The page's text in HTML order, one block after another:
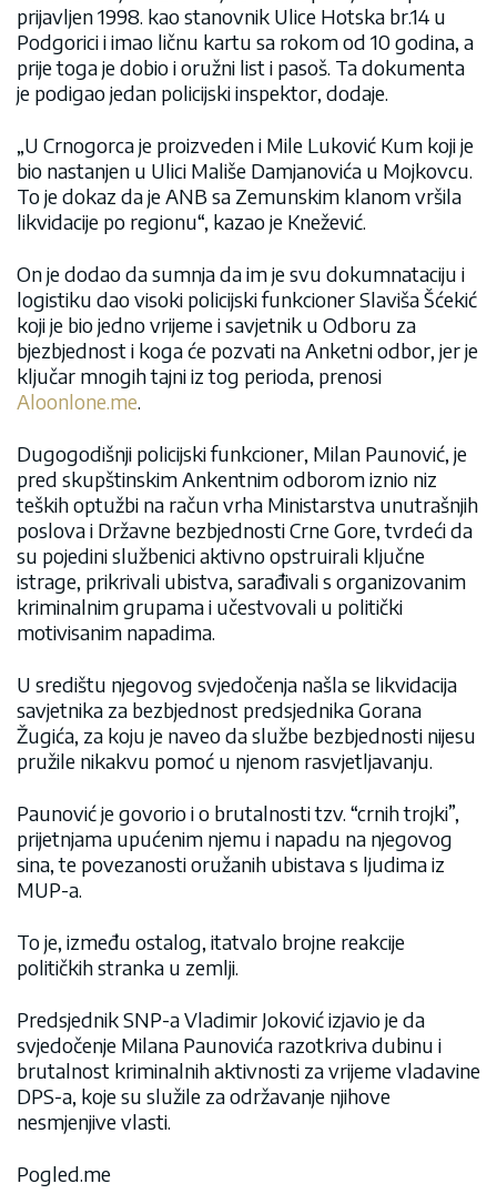
prijavljen 1998. kao stanovnik Ulice Hotska br.14 u
Podgorici i imao ličnu kartu sa rokom od 10 godina, a
prije toga je dobio i oružni list i pasoš. Ta dokumenta
je podigao jedan policijski inspektor, dodaje.
„U Crnogorca je proizveden i Mile Luković Kum koji je
bio nastanjen u Ulici Mališe Damjanovića u Mojkovcu.
To je dokaz da je ANB sa Zemunskim klanom vršila
likvidacije po regionu“, kazao je Knežević.
On je dodao da sumnja da im je svu dokumnataciju i
logistiku dao visoki policijski funkcioner Slaviša Šćekić
koji je bio jedno vrijeme i savjetnik u Odboru za
bjezbjednost i koga će pozvati na Anketni odbor, jer je
ključar mnogih tajni iz tog perioda, prenosi
Aloonlone.me.
Dugogodišnji policijski funkcioner, Milan Paunović, je
pred skupštinskim Ankentnim odborom iznio niz
teških optužbi na račun vrha Ministarstva unutrašnjih
poslova i Državne bezbjednosti Crne Gore, tvrdeći da
su pojedini službenici aktivno opstruirali ključne
istrage, prikrivali ubistva, sarađivali s organizovanim
kriminalnim grupama i učestvovali u politički
motivisanim napadima.
U središtu njegovog svjedočenja našla se likvidacija
savjetnika za bezbjednost predsjednika Gorana
Žugića, za koju je naveo da službe bezbjednosti nijesu
pružile nikakvu pomoć u njenom rasvjetljavanju.
Paunović je govorio i o brutalnosti tzv. “crnih trojki”,
prijetnjama upućenim njemu i napadu na njegovog
sina, te povezanosti oružanih ubistava s ljudima iz
MUP-a.
To je, između ostalog, itatvalo brojne reakcije
političkih stranka u zemlji.
Predsjednik SNP-a Vladimir Joković izjavio je da
svjedočenje Milana Paunovića razotkriva dubinu i
brutalnost kriminalnih aktivnosti za vrijeme vladavine
DPS-a, koje su služile za održavanje njihove
nesmjenjive vlasti.
Pogled.me